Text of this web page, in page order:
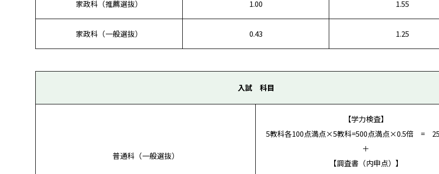
家政科（推薦選抜） 1.00 1.55
家政科（一般選抜） 0.43 1.25
入試 科目
普通科（一般選抜）
【学力検査】
5教科各100点満点×5教科=500点満点×0.5倍 =
＋
【調査書（内申点）】